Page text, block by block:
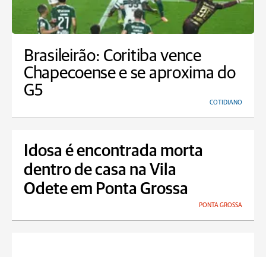
Brasileirão: Coritiba vence
Chapecoense e se aproxima do
G5
COTIDIANO
Idosa é encontrada morta
dentro de casa na Vila
Odete em Ponta Grossa
PONTA GROSSA